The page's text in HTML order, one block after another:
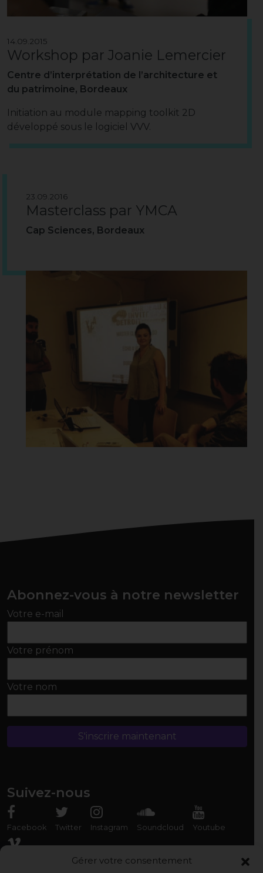
Gérer votre consentement
14.09.2015
Workshop par Joanie Lemercier
Centre d’interprétation de l’architecture et
du patrimoine, Bordeaux
Initiation au module mapping toolkit 2D
développé sous le logiciel VVV.
23.09.2016
Masterclass par YMCA
Cap Sciences, Bordeaux
Abonnez-vous à notre newsletter
Votre e-mail
Votre prénom
Votre nom
Suivez-nous
Facebook Twitter Instagram Soundcloud Youtube